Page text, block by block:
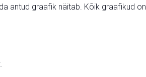
antud graafik näitab. Kõik graafikud on